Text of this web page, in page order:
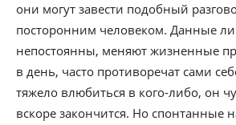
они могут завести подобный
посторонним человеком. Данные
непостоянны, меняют жизненные
в день, часто противоречат сами
тяжело влюбиться в кого-либо, он
вскоре закончится. Но спонтанные